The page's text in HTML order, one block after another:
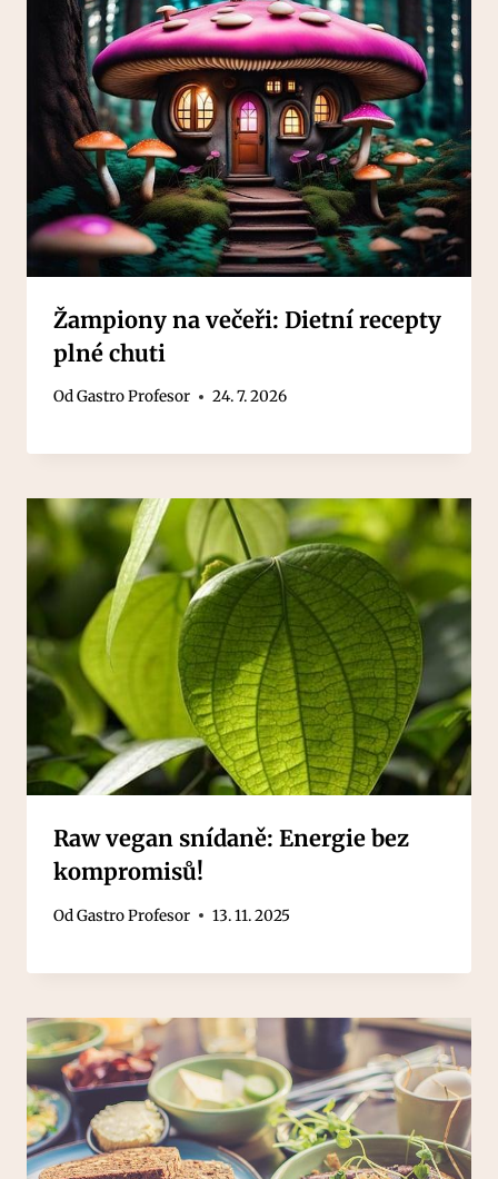
Žampiony na večeři: Dietní recepty
plné chuti
OdGastro Profesor 24. 7. 2026
Raw vegan snídaně: Energie bez
kompromisů!
OdGastro Profesor 13. 11. 2025